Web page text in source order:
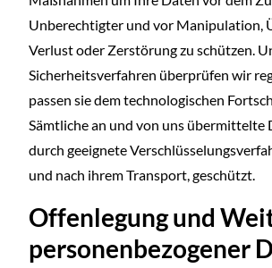
Unberechtigter und vor Manipulation,
Verlust oder Zerstörung zu schützen.
Sicherheitsverfahren überprüfen wir
passen sie dem technologischen
Sämtliche an und von uns übermittelte
durch geeignete
und nach ihrem Transport, geschützt.
Offenlegung und
personenbezogener